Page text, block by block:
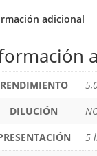
adicional
RENDIMIENTO
DILUCIÓN
5